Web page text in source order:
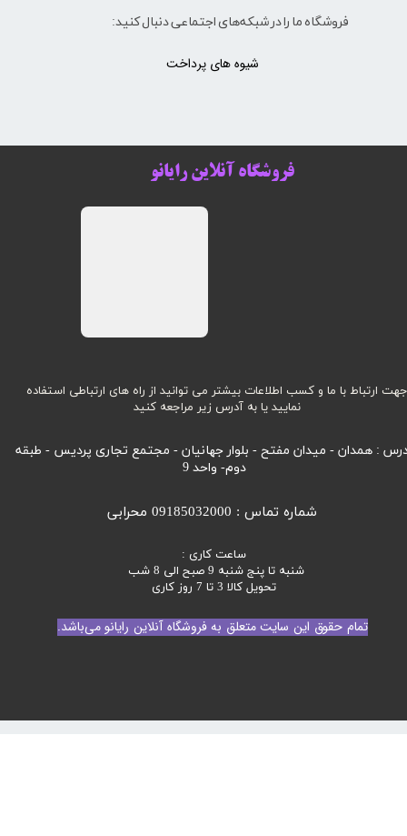
تمام حقوق این سایت متعلق به فروشگاه آنلاین رایانو می‌باشد.
جهت ارتباط با ما و کسب اطلاعات بیشتر می توانید از راه های ارتباطی استفاده
نمایید یا به آدرس زیر مراجعه کنید
: همدان - میدان مفتح - بلوار جهانیان - مجتمع تجاری پردیس - طبقه
دوم- واحد 9
ساعت کاری :
شنبه تا پنج شنبه 9 صبح الی 8 شب
تحویل کالا 3 تا 7 روز کاری
شماره تماس : 09185032000 محرابی
فروشگاه آنلاین رایانو
فروشگاه ما را در شبکه‌های اجتماعی دنبال کنید:
شیوه های پرداخت